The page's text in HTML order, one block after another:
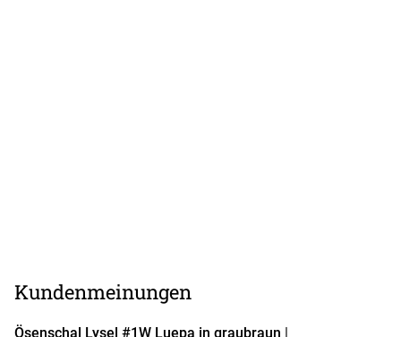
Kundenmeinungen
Ösenschal Lysel #1W Luepa in graubraun |